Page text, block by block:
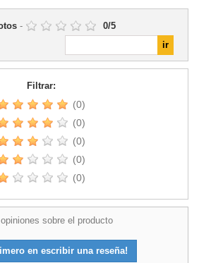
- 0/5
Filtrar:
(0)
(0)
(0)
(0)
(0)
sobre el producto
en escribir una reseña!